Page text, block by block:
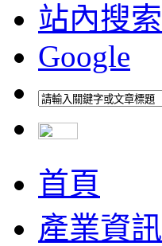
站內搜索
Google
首頁
產業資訊